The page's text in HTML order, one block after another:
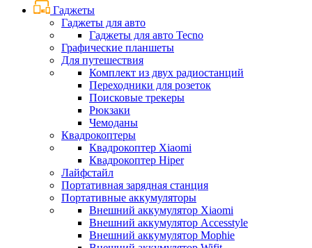
Гаджеты
Гаджеты для авто
Гаджеты для авто Tecno
Графические планшеты
Для путешествия
Комплект из двух радиостанций
Переходники для розеток
Поисковые трекеры
Рюкзаки
Чемоданы
Квадрокоптеры
Квадрокоптер Xiaomi
Квадрокоптер Hiper
Лайфстайл
Портативная зарядная станция
Портативные аккумуляторы
Внешний аккумулятор Xiaomi
Внешний аккумулятор Accesstyle
Внешний аккумулятор Mophie